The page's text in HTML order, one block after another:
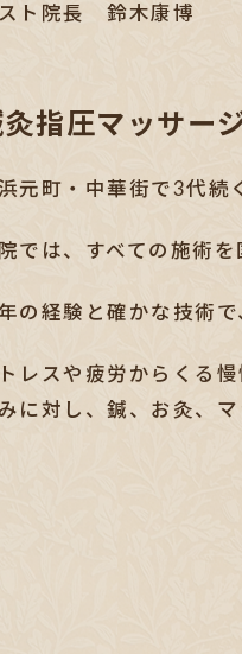
ト院長 鈴木康博
指圧マッサー
元町・中華街で3代続
では、すべての施術
の経験と確かな技術
レスや疲労からくる
に対し、鍼、お灸、